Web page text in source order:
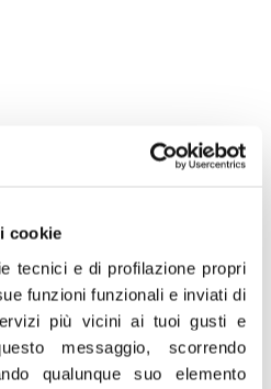
cookie
tecnici e di profilazione propri
funzioni funzionali e inviati di
più vicini ai tuoi gusti e
messaggio, scorrendo
qualunque suo elemento
il capogruppo di
La decisione
nel corso di una
oggi alla Camera”.